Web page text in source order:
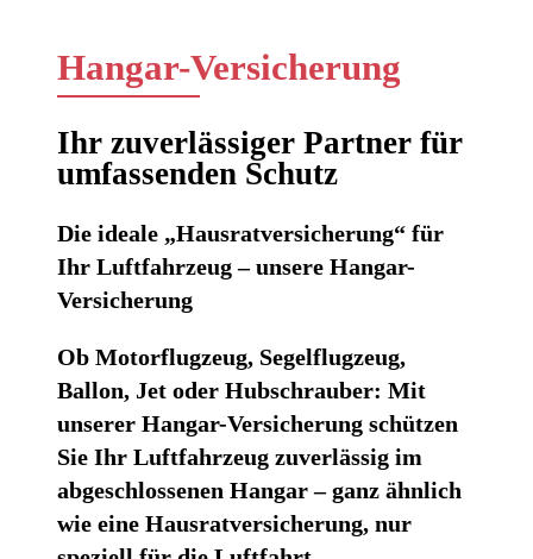
Hangar-Versicherung
Ihr zuverlässiger Partner für
umfassenden Schutz
Die ideale „Hausratversicherung“ für
Ihr Luftfahrzeug – unsere Hangar-
Versicherung
Ob Motorflugzeug, Segelflugzeug,
Ballon, Jet oder Hubschrauber: Mit
unserer Hangar-Versicherung schützen
Sie Ihr Luftfahrzeug zuverlässig im
abgeschlossenen Hangar – ganz ähnlich
wie eine Hausratversicherung, nur